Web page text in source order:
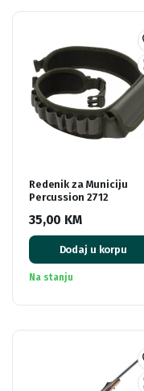
Redenik za Municiju
Percussion 2712
35,00 KM
Dodaj u korpu
Na stanju